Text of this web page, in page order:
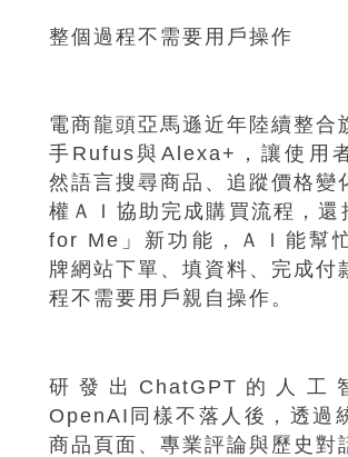
整個過程不需要用戶操作
電商龍頭亞馬遜近年陸續整合
手Rufus與Alexa+，讓使用
然語言搜尋商品、追蹤價格變
權ＡＩ協助完成購買流程，還
for Me」新功能，ＡＩ能幫
牌網站下單、填資料、完成付
程不需要用戶親自操作。
研發出ChatGPT的人工
OpenAI同樣不落人後，透過
商品頁面、專業評論與歷史對